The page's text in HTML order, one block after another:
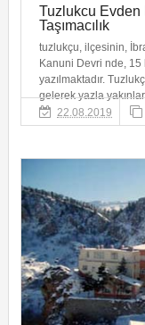
Tuzlukcu Evden
Taşımacılık
tuzlukçu, ilçesinin,
Kanuni Devri nde,
yazılmaktadır.
gelerek yazla
22.08.2019